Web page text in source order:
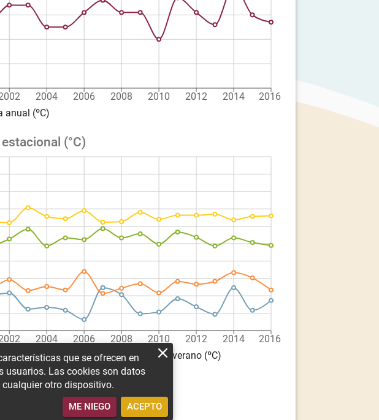
2004 2006 2008 2010 2012 2014 2016
anual (ºC)
(°C)
2004 2006 2008 2010 2012 2014 2016
(ºC)
Temperatura media - verano (ºC)
otoño (ºC)
AL MAPA
que se ofrecen en
usuarios. Las cookies son datos
otro dispositivo.
ME NIEGO ACEPTO